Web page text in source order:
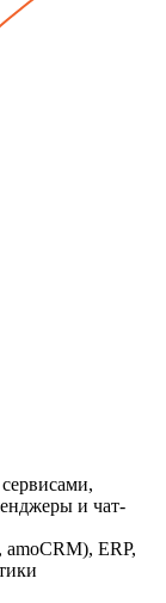
и чат-
ERP,